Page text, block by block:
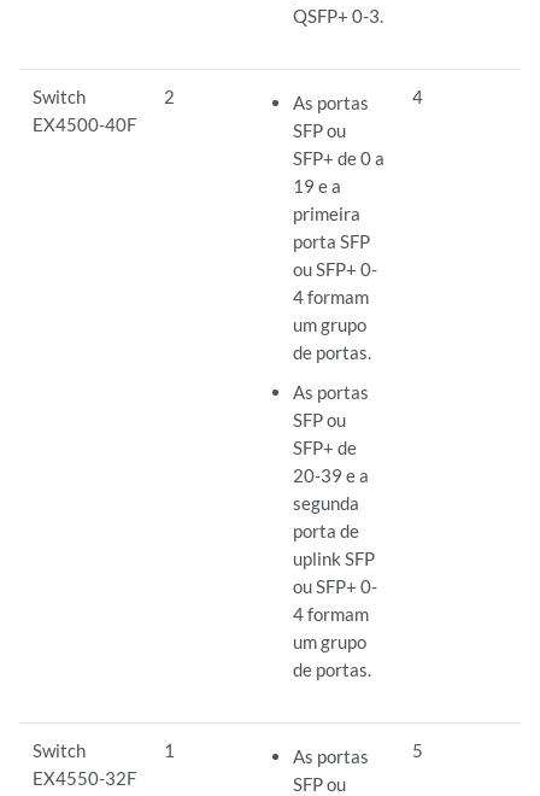
QSFP+ 0-3.
Switch
EX4500-40F
2
As portas
SFP ou
SFP+ de 0 a
19 e a
primeira
porta SFP
ou SFP+ 0-
4 formam
um grupo
de portas.
As portas
SFP ou
SFP+ de
20-39 e a
segunda
porta de
uplink SFP
ou SFP+ 0-
4 formam
um grupo
de portas.
4
Switch
EX4550-32F
1
As portas
SFP ou
5